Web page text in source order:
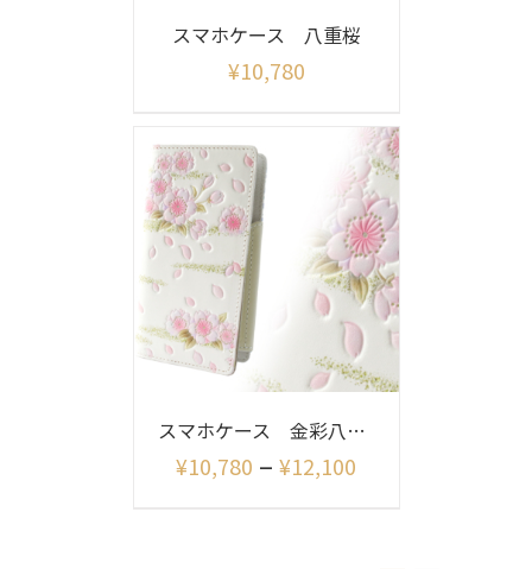
スマホケース 八重桜
¥10,780
スマホケース 金彩八重桜
¥10,780 – ¥12,100